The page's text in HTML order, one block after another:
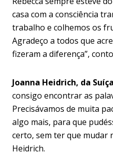
casa com a consciência
trabalho e colhemos os
Agradeço a todos que
fizeram a diferença”,
Joanna Heidrich, da
consigo encontrar as
Precisávamos de muita
algo mais, para que
certo, sem ter que mudar
Heidrich.